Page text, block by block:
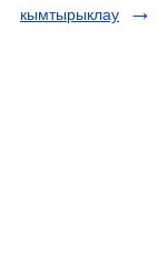
кымтырыклау